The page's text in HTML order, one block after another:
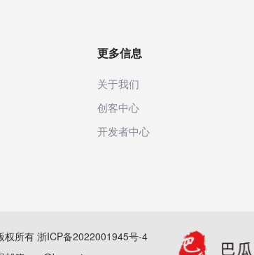
更多信息
关于我们
创客中心
开发者中心
权所有浙ICP备2022001945号-4